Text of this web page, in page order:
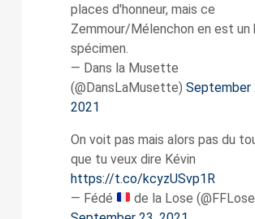
places d'honneur, mais ce
Zemmour/Mélenchon en est un
spécimen.
— Dans la Musette
(@DansLaMusette) September
2021
On voit pas mais alors pas du
que tu veux dire Kévin
https://t.co/kcyzUSvp1R
— Fédé
de la Lose